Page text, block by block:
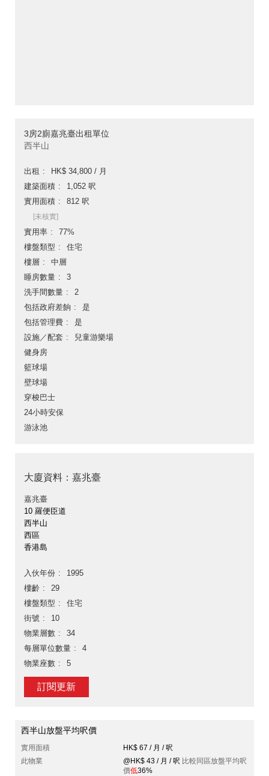
3房2廁嘉兆臺出租單位
西半山
出租
HK$ 34,800 / 月
建築面積
1,052 呎
實用面積
812 呎
[未核實]
實用率
77%
樓盤類型
住宅
樓層
中層
睡房數量
3
洗手間數量
2
包括政府差餉
是
包括管理費
是
設施／配套
兒童游樂場
健身房
籃球場
壁球場
穿梭巴士
24小時安保
游泳池
大廈資料：嘉兆臺
嘉兆臺
10 羅便臣道
西半山
西區
香港島
入伙年份
1995
樓齡
29
樓盤類型
住宅
街號
10
物業層數
34
每層單位數量
4
物業座數
5
訂閱更新
西半山放盤平均呎價
實用面積
HK$ 67 / 月 / 呎
此物業
@HK$ 43 / 月 / 呎 比較同區放盤平均呎
價低36%